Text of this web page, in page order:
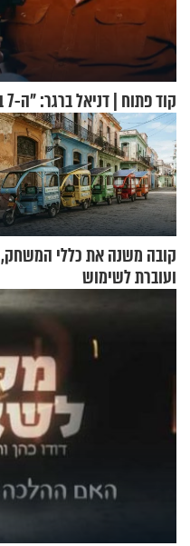
קוד פתוח | דניאל ברגר: "ה-7 באוקטובר גרם לי לחפש תשובות"
קובה משנה את כללי המשחק,
ועוברת לשימוש
בתלת־אופנועים סולאריים